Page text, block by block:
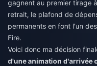
gagnent au premier tirage
retrait, le plafond de
permanents en font l'un
Fire.
Voici donc ma décision
d'une animation d'arrivée